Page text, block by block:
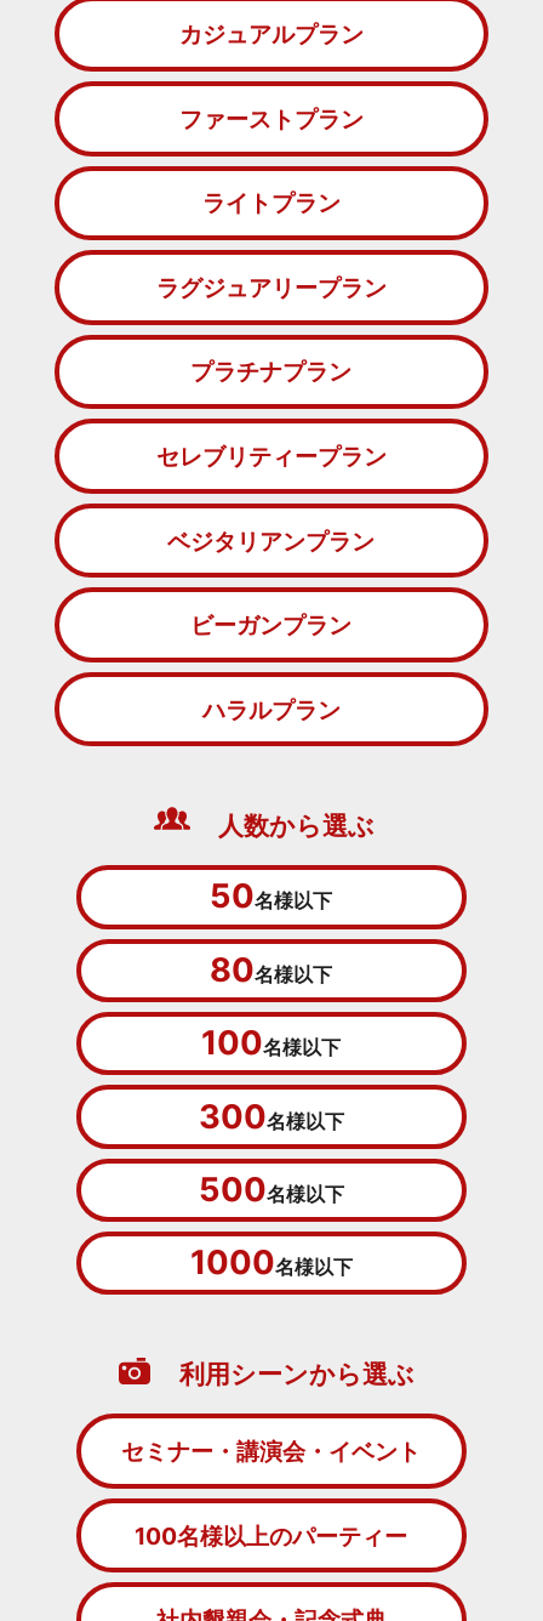
カジュアルプラン
ファーストプラン
ライトプラン
ラグジュアリープラン
プラチナプラン
セレブリティープラン
ベジタリアンプラン
ビーガンプラン
ハラルプラン
人数から選ぶ
50名様以下
80名様以下
100名様以下
300名様以下
500名様以下
1000名様以下
利用シーンから選ぶ
セミナー・講演会・イベント
100名様以上のパーティー